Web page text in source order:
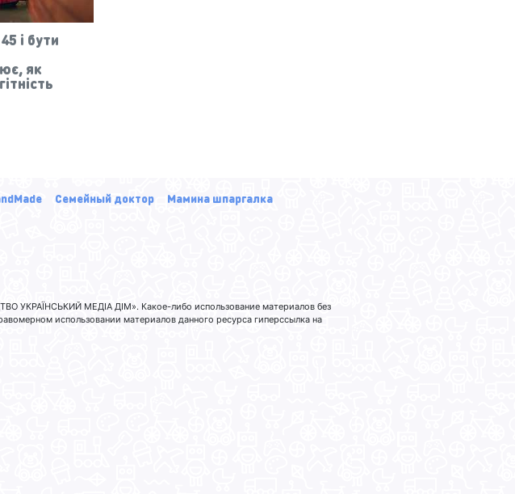
і бути
як
Семейный доктор
Мамина шпаргалка
УКРАЇНСЬКИЙ МЕДІА ДІМ». Какое-либо использование материалов без
использовании материалов данного ресурса гиперссылка на